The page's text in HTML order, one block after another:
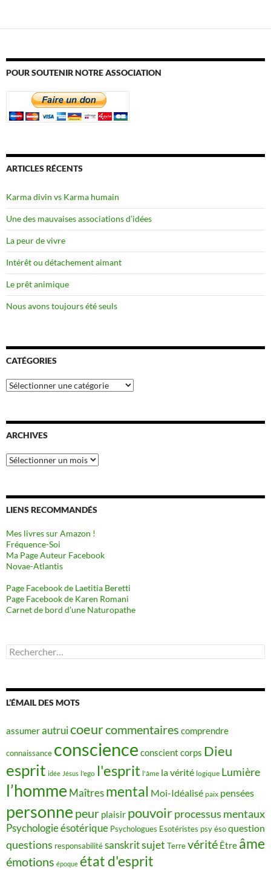
POUR SOUTENIR NOTRE ASSOCIATION
ARTICLES RÉCENTS
Karma divin vs Karma humain
Une des mauvaises associations d’idées
La peur de vivre
Intérêt ou détachement aimant
Le prêt animique
Nous avons toujours été seuls
CATÉGORIES
Catégories
ARCHIVES
Archives
LIENS RECOMMANDÉS
Mes livres sur Amazon !
Fréquence-Soi
Ma Page Auteur Facebook
Novae-Atlantis
Page Facebook de Laetitia Beretti
Page Facebook de Karen Romani
Carnet de bord d’une Naturopathe
Rechercher :
L’ÉMAIL DES MOTS
assumerautruicoeurcommentaires comprendre
connaissance conscience conscient corps Dieu
esprit idée Jésus l'ego l'esprit l'âme la vérité logique Lumière
l’homme Maîtres mental Moi-Idéalisé paix pensées
personne peur plaisir pouvoirprocessus mentaux
Psychologie ésotérique Psychologues Esotéristes psy ésoquestion
questions responsabilitésanskritsujet Terrevérité Être âme
émotions époque état d'esprit